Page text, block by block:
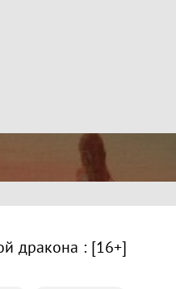
дракона : [16+]